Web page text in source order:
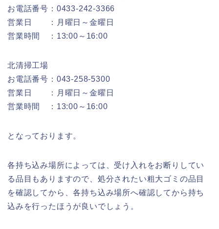
お電話番号：0433-242-3366
営業日 ：月曜日～金曜日
営業時間 ：13:00～16:00
北清掃工場
お電話番号：043-258-5300
営業日 ：月曜日～金曜日
営業時間 ：13:00～16:00
となっております。
各持ち込み場所によっては、受け入れをお断りしてい
る品目もありますので、処分されたい粗大ゴミの品目
を確認してから、各持ち込み場所へ確認してから持ち
込みを行ったほうが良いでしょう。